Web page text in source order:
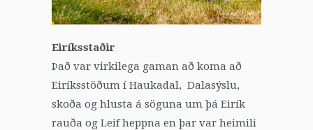
Eiríksstaðir
Það var virkilega gaman að koma að
Eiríksstöðum í Haukadal, Dalasýslu,
skoða og hlusta á söguna um þá Eirík
rauða og Leif heppna en þar var heimili